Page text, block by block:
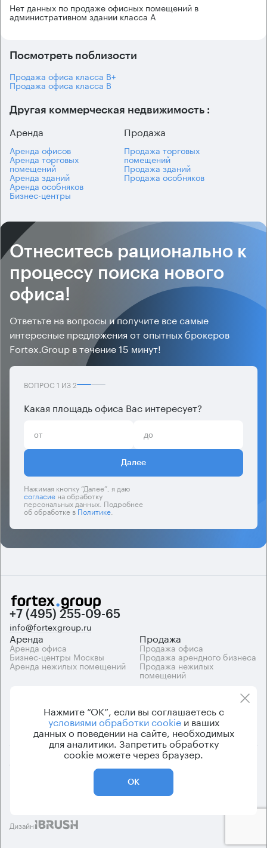
Нет данных по продаже офисных помещений в
административном здании класса А
Посмотреть поблизости
Продажа офиса класса B+
Продажа офиса класса B
Другая коммерческая недвижимость :
Аренда
Аренда офисов
Аренда торговых
помещений
Аренда зданий
Аренда особняков
Бизнес-центры
Продажа
Продажа торговых
помещений
Продажа зданий
Продажа особняков
Отнеситесь рационально к
процессу поиска нового
офиса!
Ответьте на вопросы и получите все самые
интересные предложения от опытных брокеров
Fortex.Group в течение 15 минут!
ВОПРОС 1 ИЗ2
Какая площадь офиса Вас интересует?
Далее
Нажимая кнопку “Далее”, я даю
согласиена обработку
персональных данных. Подробнее
об обработке вПолитике.
+7 (495) 255-09-65
info@fortexgroup.ru
Аренда
Аренда офиса
Бизнес-центры Москвы
Аренда нежилых помещений
Продажа
Продажа офиса
Продажа арендного бизнеса
Продажа нежилых
помещений
Каталог бизнес-центров О компании
Вакансии
Контакты
© 2026 Fortex.Group. ООО «АРЕНДА ОФИСА», ОГРН 1177746948686,
Политика конфиденциальности
Дизайн
Нажмите “ОК”, если вы соглашаетесь с
условиями обработки cookieи ваших
данных о поведении на сайте, необходимых
для аналитики. Запретить обработку
cookie можете через браузер.
ОК